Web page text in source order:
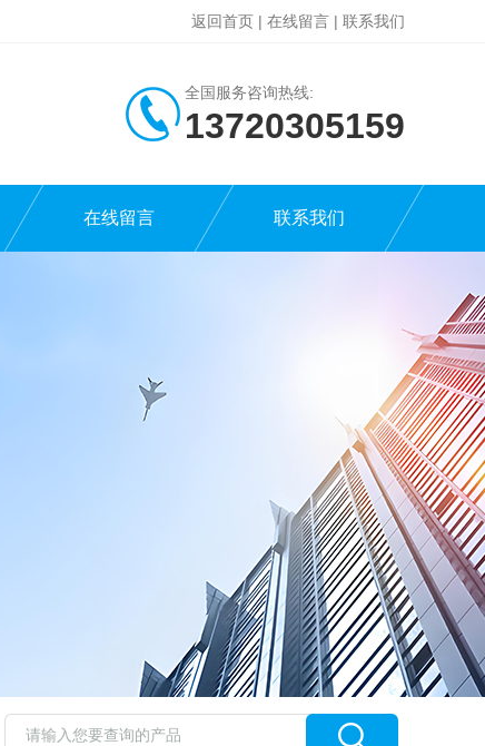
返回首页 | 在线留言 | 联系我们
全国服务咨询热线:
13720305159
在线留言 联系我们